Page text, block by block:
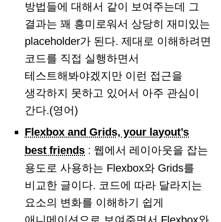
방법들에 대해서 같이 보여주는데 그
결과는 꽤 흥미로워서 상당히 재미있는
placeholder가 된다. 제대로 이해하려면
코드를 직접 실행하면서
테스트해봐야겠지만 이런 접근을
생각하지 못하고 있어서 아주 관심이
간다.(영어)
Flexbox and Grids, your layout’s
best friends : 웹에서 레이아웃을 잡는
용도로 사용하는 Flexbox와 Grids를
비교한 글이다. 코드에 따라 달라지는
요소의 변화를 이해하기 쉽게